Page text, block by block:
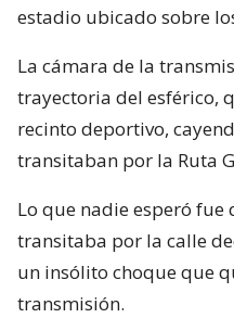
estadio ubicado sobre
La cámara de la
trayectoria del esférico,
recinto deportivo,
transitaban por la Ruta
Lo que nadie esperó fue
transitaba por la calle
un insólito choque que
transmisión.